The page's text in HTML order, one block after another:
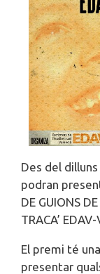
Des del
podran
DE GUIONS
TRACA’ EDAV-
El premi té
presentar